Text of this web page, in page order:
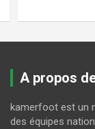
A propos
kamerfoot est un
des équipes